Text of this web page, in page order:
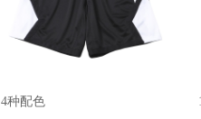
4种配色